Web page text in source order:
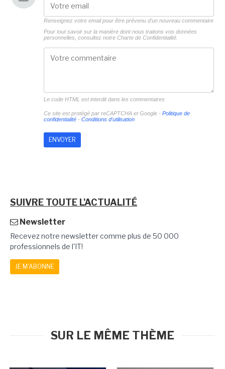
Renseignez votre email pour être prévenu d'un nouveau commentaire
Pour tout savoir sur la manière dont nous traitons vos données
personnelles, consultez notre Charte de Confidentialité.
Le code HTML est interdit dans les commentaires
Ce site est protégé par reCAPTCHA et Google - Politique de
confidentialité- Conditions d'utilisation
SUIVRE TOUTE L'ACTUALITÉ
Newsletter
Recevez notre newsletter comme plus de 50 000
professionnels de l'IT!
JE M'ABONNE
SUR LE MÊME THÈME